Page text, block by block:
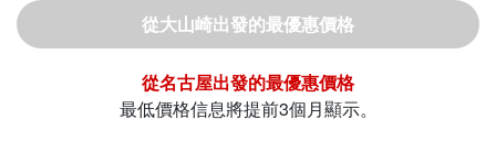
大山崎
名古屋
最低價格信息將提前3個月顯示。